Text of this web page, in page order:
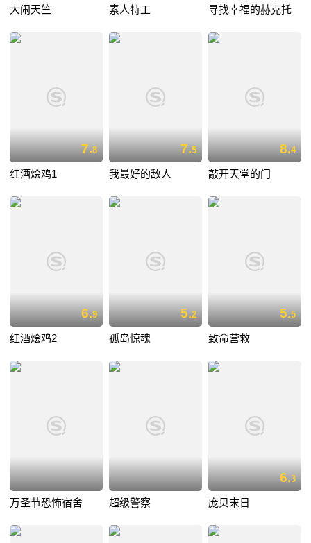
大闹天竺 素人特工 寻找幸福的赫克托
7.8
红酒烩鸡1
7.5
我最好的敌人
8.4
敲开天堂的门
6.9
红酒烩鸡2
5.2
孤岛惊魂
5.5
致命营救
万圣节恐怖宿舍 超级警察
6.3
庞贝末日